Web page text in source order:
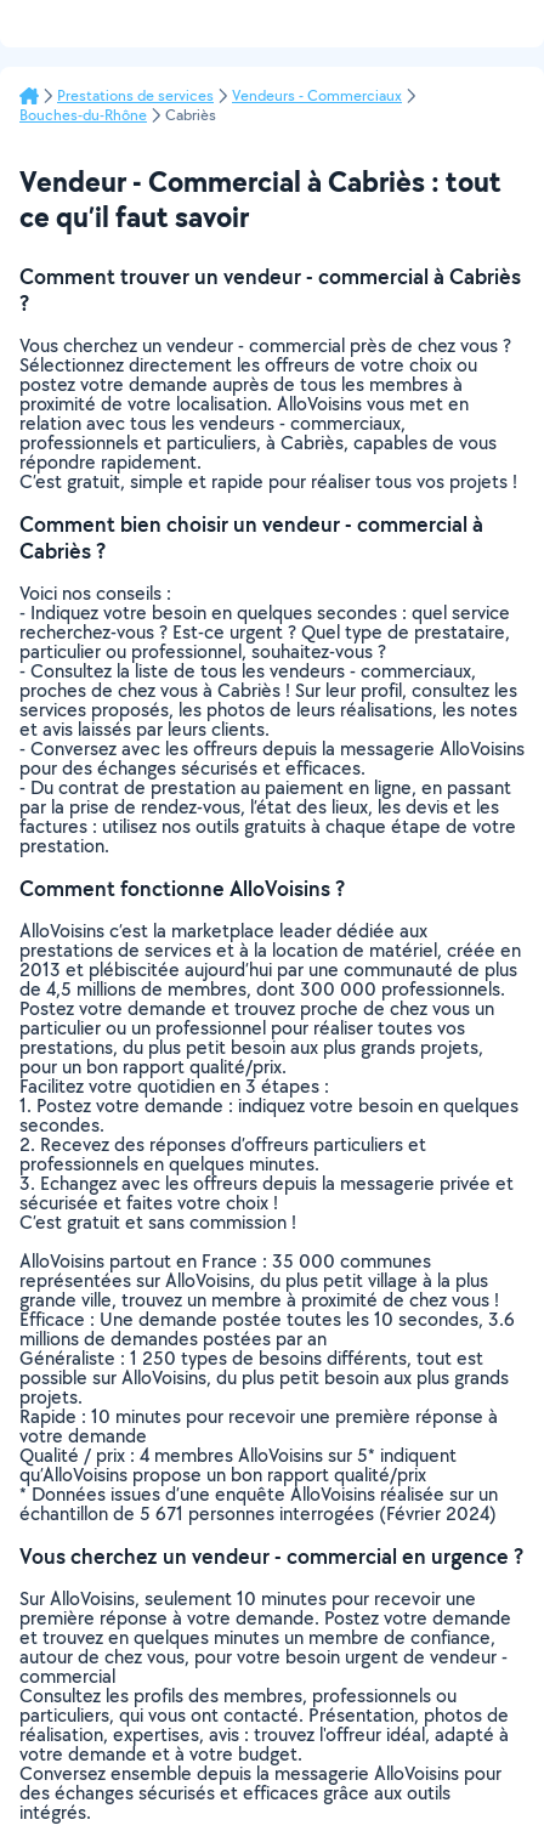
Prestations de services
Vendeurs - Commerciaux
Bouches-du-Rhône
Cabriès
Vendeur - Commercial à Cabriès : tout
ce qu’il faut savoir
Comment trouver un vendeur - commercial à Cabriès
?
Vous cherchez un vendeur - commercial près de chez vous ?
Sélectionnez directement les offreurs de votre choix ou
postez votre demande auprès de tous les membres à
proximité de votre localisation. AlloVoisins vous met en
relation avec tous les vendeurs - commerciaux,
professionnels et particuliers, à Cabriès, capables de vous
répondre rapidement.
C’est gratuit, simple et rapide pour réaliser tous vos projets !
Comment bien choisir un vendeur - commercial à
Cabriès ?
Voici nos conseils :
- Indiquez votre besoin en quelques secondes : quel service
recherchez-vous ? Est-ce urgent ? Quel type de prestataire,
particulier ou professionnel, souhaitez-vous ?
- Consultez la liste de tous les vendeurs - commerciaux,
proches de chez vous à Cabriès ! Sur leur profil, consultez les
services proposés, les photos de leurs réalisations, les notes
et avis laissés par leurs clients.
- Conversez avec les offreurs depuis la messagerie AlloVoisins
pour des échanges sécurisés et efficaces.
- Du contrat de prestation au paiement en ligne, en passant
par la prise de rendez-vous, l’état des lieux, les devis et les
factures : utilisez nos outils gratuits à chaque étape de votre
prestation.
Comment fonctionne AlloVoisins ?
AlloVoisins c’est la marketplace leader dédiée aux
prestations de services et à la location de matériel, créée en
2013 et plébiscitée aujourd’hui par une communauté de plus
de 4,5 millions de membres, dont 300 000 professionnels.
Postez votre demande et trouvez proche de chez vous un
particulier ou un professionnel pour réaliser toutes vos
prestations, du plus petit besoin aux plus grands projets,
pour un bon rapport qualité/prix.
Facilitez votre quotidien en 3 étapes :
1. Postez votre demande : indiquez votre besoin en quelques
secondes.
2. Recevez des réponses d’offreurs particuliers et
professionnels en quelques minutes.
3. Echangez avec les offreurs depuis la messagerie privée et
sécurisée et faites votre choix !
C’est gratuit et sans commission !
AlloVoisins partout en France : 35 000 communes
représentées sur AlloVoisins, du plus petit village à la plus
grande ville, trouvez un membre à proximité de chez vous !
Efficace : Une demande postée toutes les 10 secondes, 3.6
millions de demandes postées par an
Généraliste : 1 250 types de besoins différents, tout est
possible sur AlloVoisins, du plus petit besoin aux plus grands
projets.
Rapide : 10 minutes pour recevoir une première réponse à
votre demande
Qualité / prix : 4 membres AlloVoisins sur 5* indiquent
qu’AlloVoisins propose un bon rapport qualité/prix
* Données issues d’une enquête AlloVoisins réalisée sur un
échantillon de 5 671 personnes interrogées (Février 2024)
Vous cherchez un vendeur - commercial en urgence ?
Sur AlloVoisins, seulement 10 minutes pour recevoir une
première réponse à votre demande. Postez votre demande
et trouvez en quelques minutes un membre de confiance,
autour de chez vous, pour votre besoin urgent de vendeur -
commercial
Consultez les profils des membres, professionnels ou
particuliers, qui vous ont contacté. Présentation, photos de
réalisation, expertises, avis : trouvez l'offreur idéal, adapté à
votre demande et à votre budget.
Conversez ensemble depuis la messagerie AlloVoisins pour
des échanges sécurisés et efficaces grâce aux outils
intégrés.